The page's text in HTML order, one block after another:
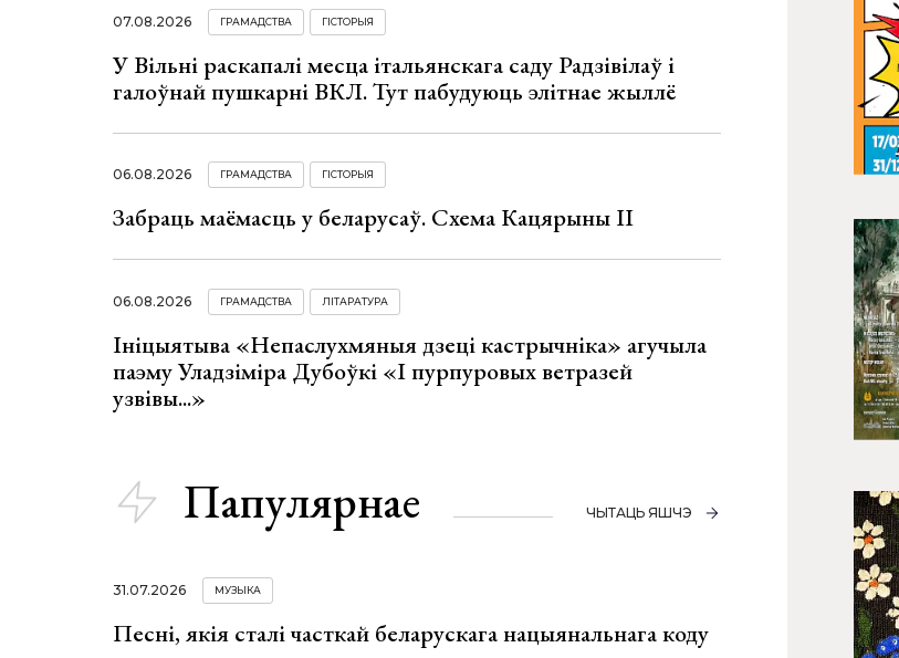
07.08.2026 ГРАМАДСТВА ГІСТОРЫЯ
У Вільні раскапалі месца італьянскага саду Радзівілаў і
галоўнай пушкарні ВКЛ. Тут пабудуюць элітнае жыллё
06.08.2026 ГРАМАДСТВА ГІСТОРЫЯ
Забраць маёмасць у беларусаў. Схема Кацярыны ІІ
06.08.2026 ГРАМАДСТВА ЛІТАРАТУРА
Ініцыятыва «Непаслухмяныя дзеці кастрычніка» агучыла
паэму Уладзіміра Дубоўкі «І пурпуровых ветразей
узвівы...»
Папулярнае ЧЫТАЦЬ ЯШЧЭ
31.07.2026 МУЗЫКА
Песні, якія сталі часткай беларускага нацыянальнага коду